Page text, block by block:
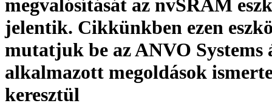
megvalósítását az nvSRAM
jelentik. Cikkünkben ezen
mutatjuk be az ANVO Systems
alkalmazott megoldások
keresztül